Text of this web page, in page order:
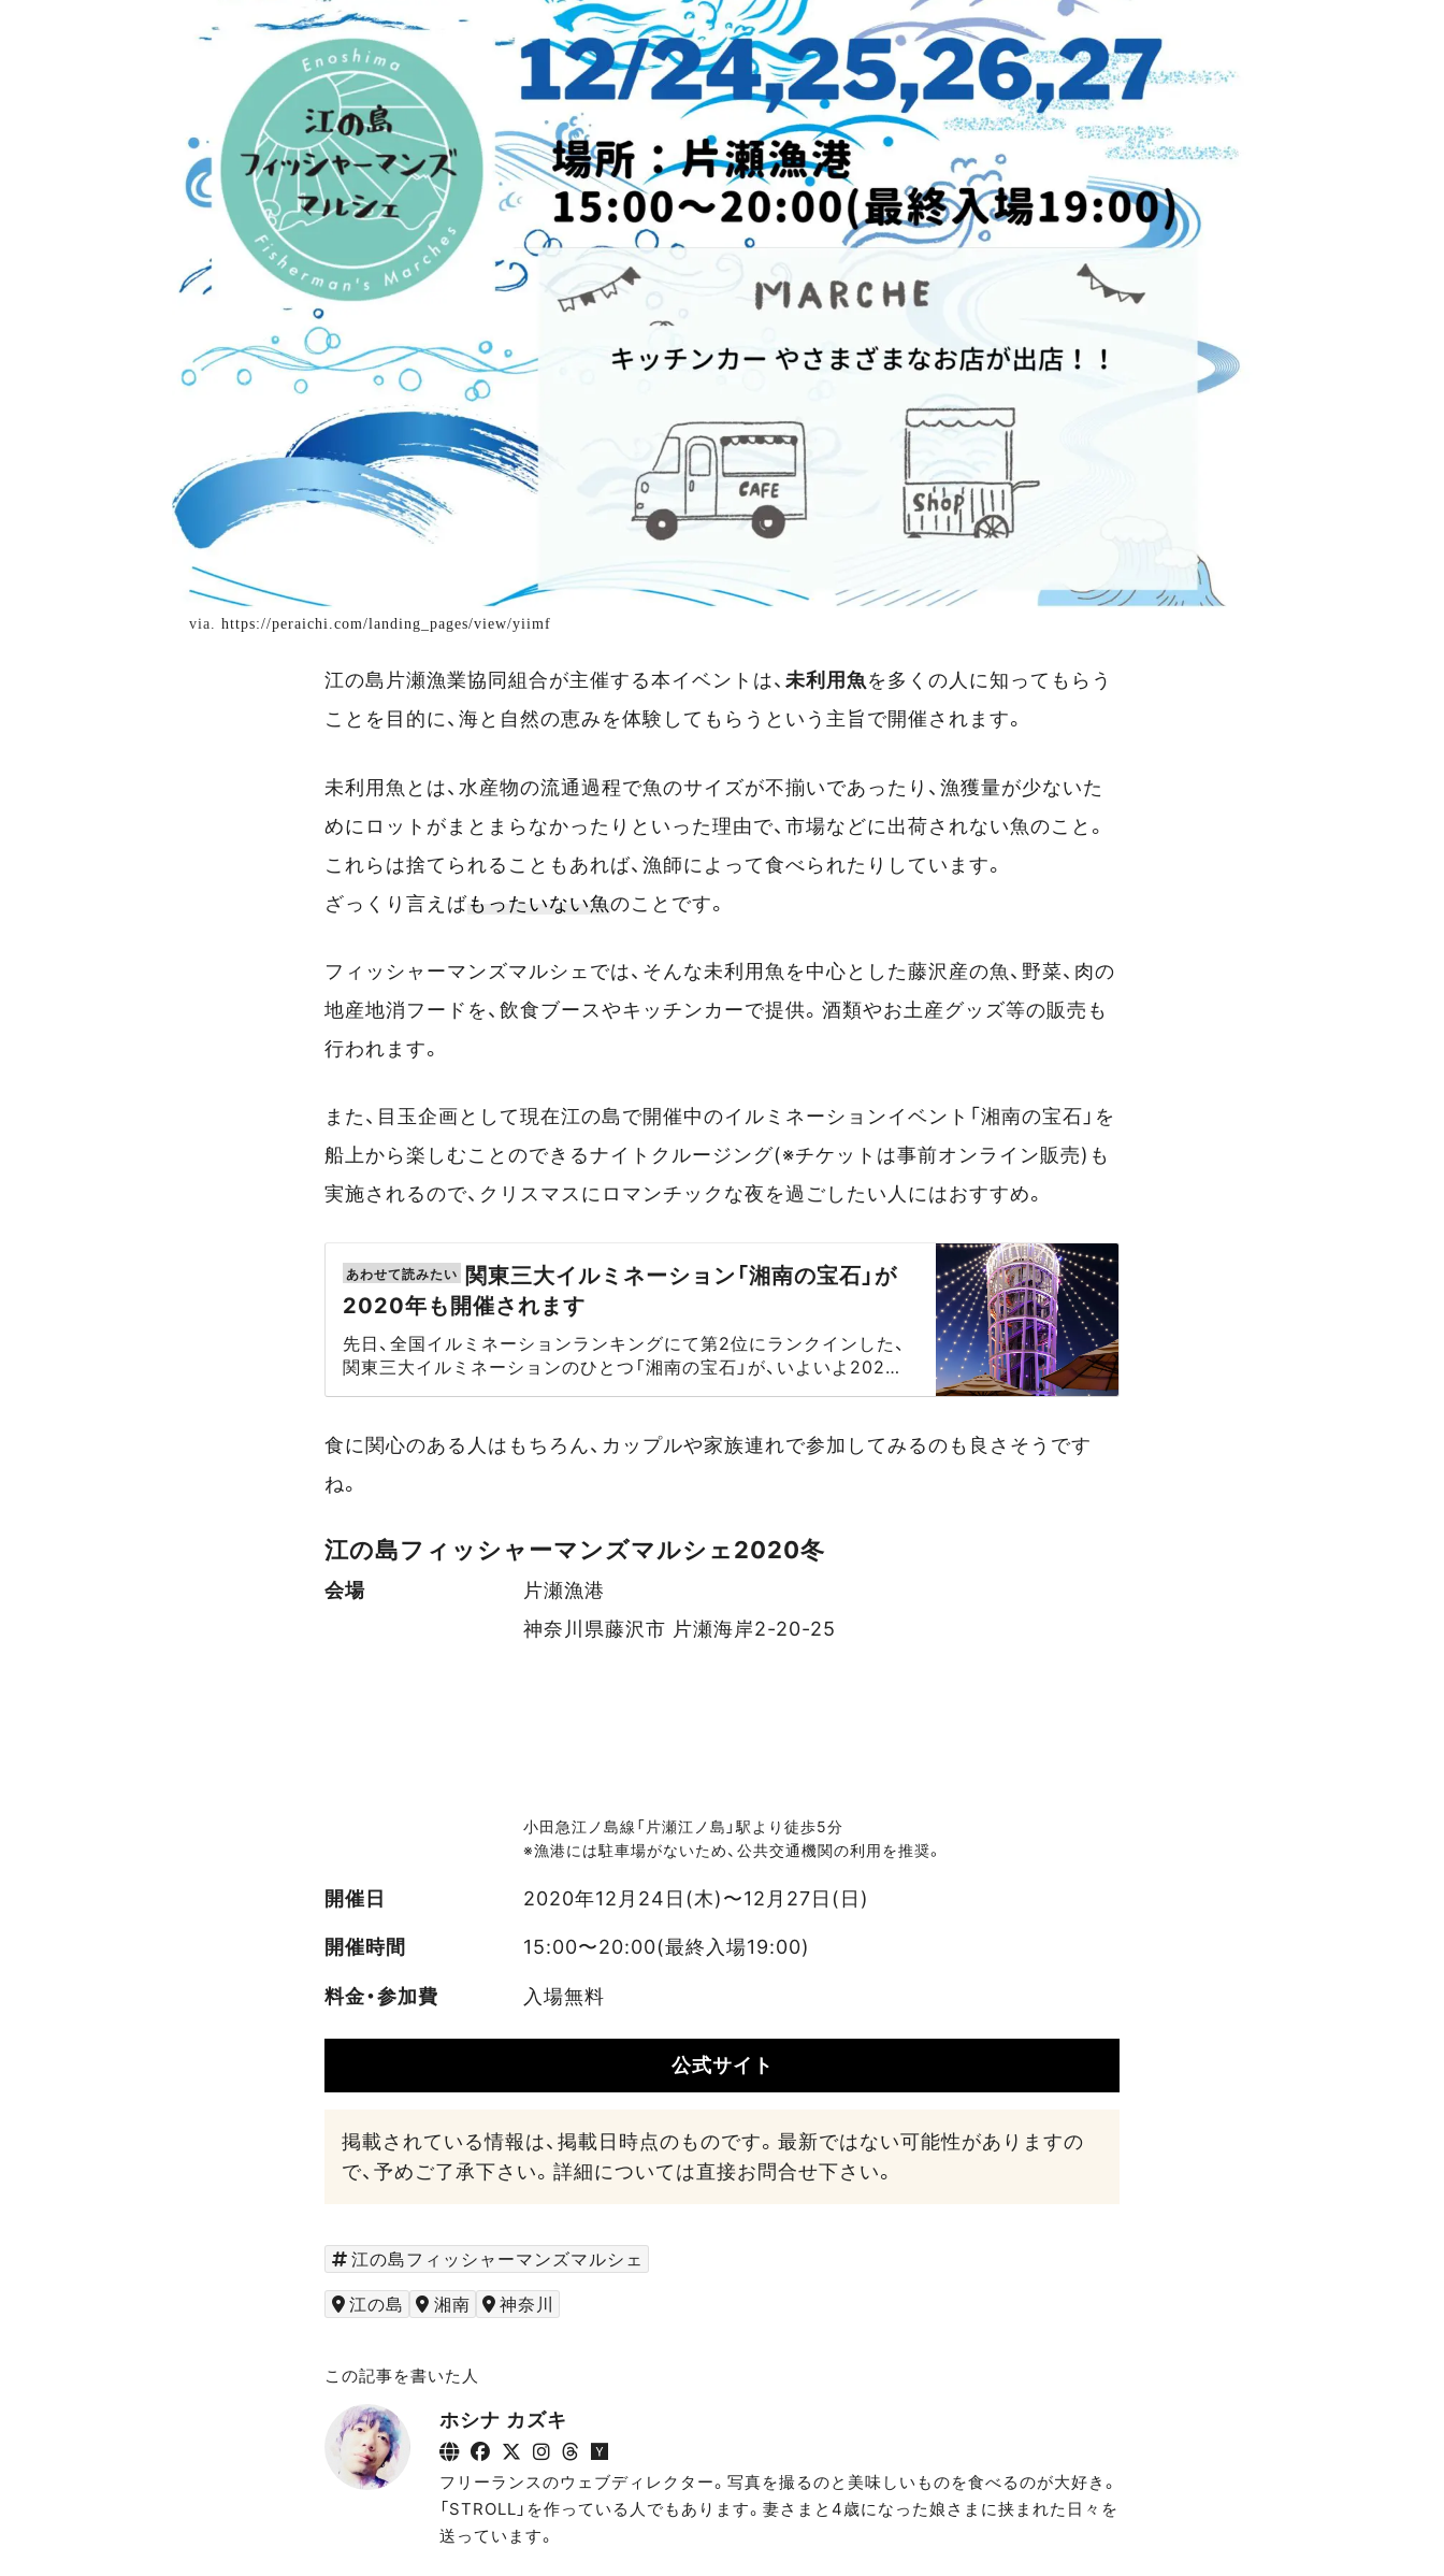
via. https://peraichi.com/landing_pages/view/yiimf
江の島片瀬漁業協同組合が主催する本イベントは、 未利用魚を多くの人に知ってもらう
ことを目的に、海と自然の恵みを体験してもらうという主旨で開催されます。
未利用魚とは、水産物の流通過程で魚のサイズが不揃いであったり、漁獲量が少ないた
めにロットがまとまらなかったりといった理由で、市場などに出荷されない魚のこと。
これらは捨てられることもあれば、漁師によって食べられたりしています。
ざっくり言えばもったいない魚のことです。
フィッシャーマンズマルシェでは、そんな未利用魚を中心とした藤沢産の魚、野菜、肉の
地産地消フードを、飲食ブースやキッチンカーで提供。酒類やお土産グッズ等の販売も
行われます。
また、目玉企画として現在江の島で開催中のイルミネーションイベント「湘南の宝石」を
船上から楽しむことのできるナイトクルージング(※チケットは事前オンライン販売)も
実施されるので、クリスマスにロマンチックな夜を過ごしたい人にはおすすめ。
関東三大イルミネーション「湘南の宝石」が
2020年も開催されます
先日、全国イルミネーションランキングにて第2位にランクインした、
関東三大イルミネーションのひとつ「湘南の宝石」が、いよいよ2020
年11月21日から2021年3月7日まで開催されます。今年は江の島のみ
食に関心のある人はもちろん、カップルや家族連れで参加してみるのも良さそうです
ね。
イベントデータ
江の島フィッシャーマンズマルシェ2020冬
会場
片瀬漁港
神奈川県藤沢市 片瀬海岸2-20-25
小田急江ノ島線「片瀬江ノ島」駅より徒歩5分
※漁港には駐車場がないため、公共交通機関の利用を推奨。
開催日 2020年12月24日(木)〜12月27日(日)
開催時間 15:00〜20:00(最終入場19:00)
料金・参加費 入場無料
公式サイト
掲載されている情報は、掲載日時点のものです。最新ではない可能性がありますの
で、予めご了承下さい。詳細については直接お問合せ下さい。
江の島フィッシャーマンズマルシェ
江の島 湘南 神奈川
この記事を書いた人
ホシナ カズキ
フリーランスのウェブディレクター。写真を撮るのと美味しいものを食べるのが大好き。
「STROLL」を作っている人でもあります。妻さまと4歳になった娘さまに挟まれた日々を
送っています。